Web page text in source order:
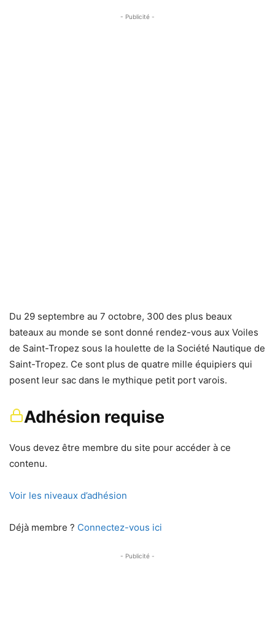
- Publicité -
Du 29 septembre au 7 octobre, 300 des plus beaux
bateaux au monde se sont donné rendez-vous aux Voiles
de Saint-Tropez sous la houlette de la Société Nautique de
Saint-Tropez. Ce sont plus de quatre mille équipiers qui
posent leur sac dans le mythique petit port varois.
Adhésion requise
Vous devez être membre du site pour accéder à ce
contenu.
Voir les niveaux d’adhésion
Déjà membre ? Connectez-vous ici
- Publicité -